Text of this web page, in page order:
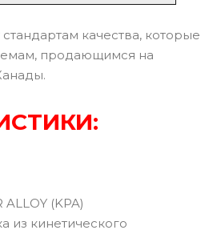
качества, которые
продающимся на
ALLOY (KPA)
из кинетического